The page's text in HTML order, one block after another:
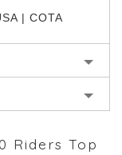
| COTA
Riders Top